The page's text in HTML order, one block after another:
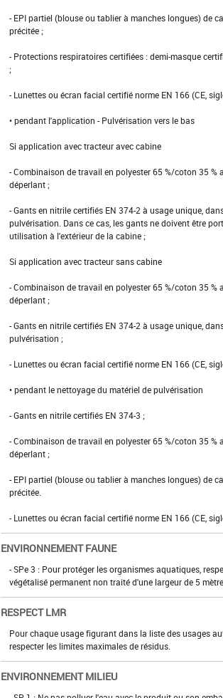
- EPI partiel (blouse ou tablier à manches longues) de
précitée ;
- Protections respiratoires certifiées : demi-masque
;
- Lunettes ou écran facial certifié norme EN 166 (CE,
• pendant l'application - Pulvérisation vers le bas
Si application avec tracteur avec cabine
- Combinaison de travail en polyester 65 %/coton 35
déperlant ;
- Gants en nitrile certifiés EN 374-2 à usage unique,
pulvérisation. Dans ce cas, les gants ne doivent être
utilisation à l'extérieur de la cabine ;
Si application avec tracteur sans cabine
- Combinaison de travail en polyester 65 %/coton 35
déperlant ;
- Gants en nitrile certifiés EN 374-2 à usage unique,
pulvérisation ;
- Lunettes ou écran facial certifié norme EN 166 (CE,
• pendant le nettoyage du matériel de pulvérisation
- Gants en nitrile certifiés EN 374-3 ;
- Combinaison de travail en polyester 65 %/coton 35
déperlant ;
- EPI partiel (blouse ou tablier à manches longues) de
précitée.
- Lunettes ou écran facial certifié norme EN 166 (CE,
ENVIRONNEMENT FAUNE
- SPe 3 : Pour protéger les organismes aquatiques,
végétalisé permanent non traité d'une largeur de 5
RESPECT LMR
Pour chaque usage figurant dans la liste des usages
respecter les limites maximales de résidus.
ENVIRONNEMENT MILIEU